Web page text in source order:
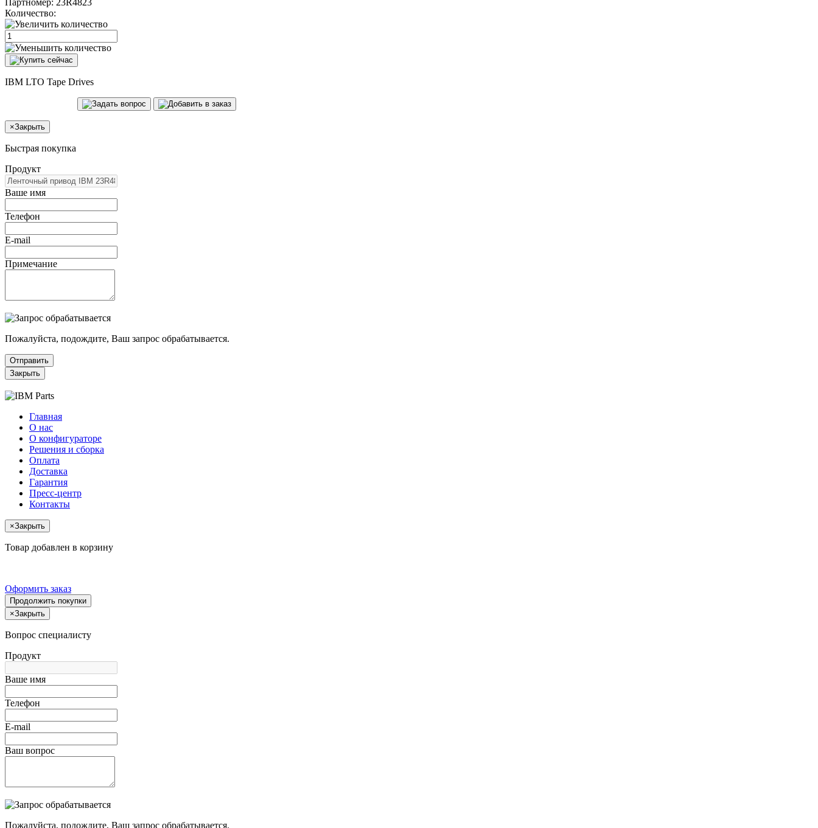
Количество:
IBM LTO Tape Drives
×Закрыть
Быстрая покупка
Продукт
Ваше имя
Телефон
E-mail
Примечание
Пожалуйста, подождите, Ваш запрос обрабатывается.
Отправить
Закрыть
Главная
О нас
О конфигураторе
Решения и сборка
Оплата
Доставка
Гарантия
Пресс-центр
Контакты
×Закрыть
Товар добавлен в корзину
Оформить заказ
Продолжить покупки
×Закрыть
Вопрос специалисту
Продукт
Ваше имя
Телефон
E-mail
Ваш вопрос
Пожалуйста, подождите, Ваш запрос обрабатывается.